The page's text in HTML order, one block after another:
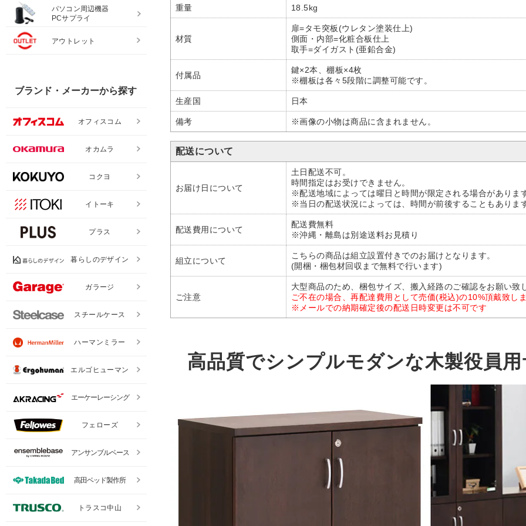
重量 18.5kg
材質
扉=タモ突板(ウレタン塗装仕上)
側面・内部=化粧合板仕上
取手=ダイガスト(亜鉛合金)
付属品
鍵×2本、棚板×4枚
※棚板は各々5段階に調整可能です。
生産国 日本
備考 ※画像の小物は商品に含まれません。
配送について
お届け日について
土日配送不可。
時間指定はお受けできません。
※配送地域によっては曜日と時間が限定される場合がありま
※当日の配送状況によっては、時間が前後することもありま
配送費用について
配送費無料
※沖縄・離島は別途送料お見積り
組立について
こちらの商品は組立設置付きでのお届けとなります。
(開梱・梱包材回収まで無料で行います)
ご注意
大型商品のため、梱包サイズ、搬入経路のご確認をお願い致
ご不在の場合、再配達費用として売価(税込)の10%頂戴致しま
※メールでの納期確定後の配送日時変更は不可です
高品質でシンプルモダンな木製役員
パソコン周辺機器
PCサプライ
アウトレット
ブランド・メーカーから探す
オフィスコム
オカムラ
コクヨ
イトーキ
プラス
暮らしのデザイン
ガラージ
スチールケース
ハーマンミラー
エルゴヒューマン
エーケーレーシング
フェローズ
アンサンブルベース
高田ベッド製作所
トラスコ中山